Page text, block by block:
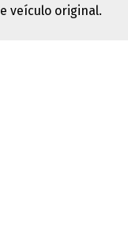
e veículo original.